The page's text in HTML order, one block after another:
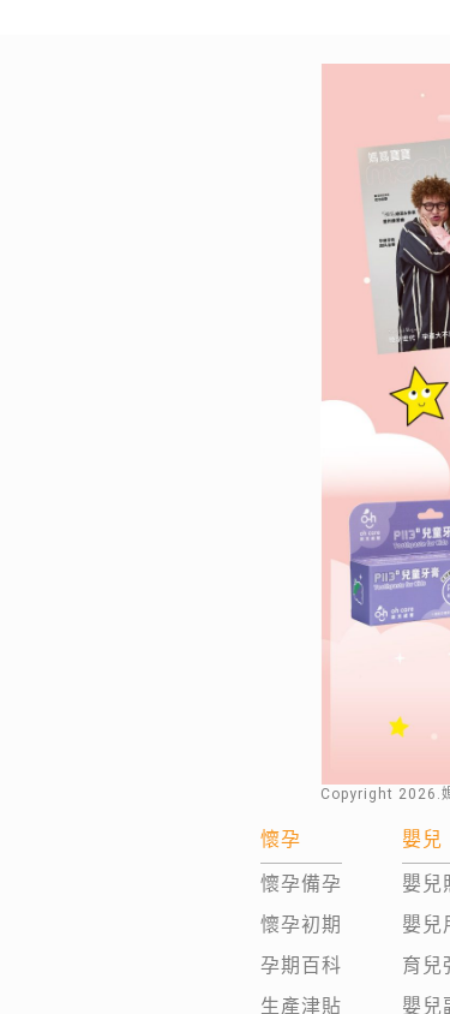
Copyright 2026 .
懷孕
懷孕備孕
懷孕初期
孕期百科
生產津貼
嬰兒
嬰兒
嬰兒
育兒
嬰兒